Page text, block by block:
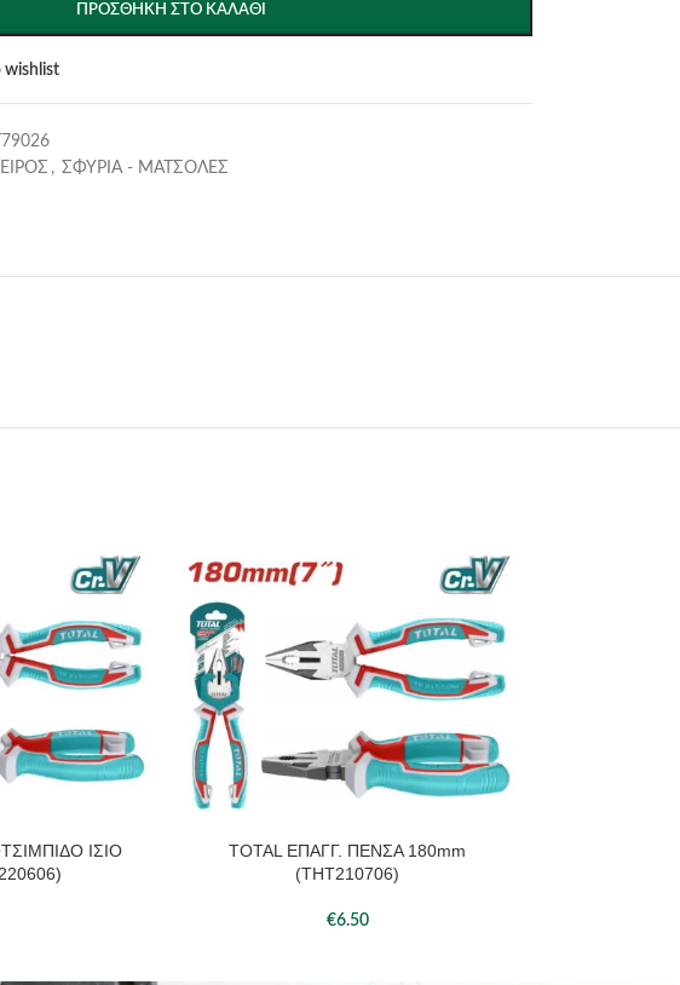
ΠΡΟΣΘΉΚΗ ΣΤΟ ΚΑΛΆΘΙ
wishlist
, ΣΦΥΡΙΑ - ΜΑΤΣΟΛΕΣ
ΙΣΙΟ
ΠΡΟΣΘΉΚΗ ΣΤΟ ΚΑΛΆΘΙ
TOTAL ΕΠΑΓΓ. ΠΕΝΣΑ 180mm
(THT210706)
€6.50